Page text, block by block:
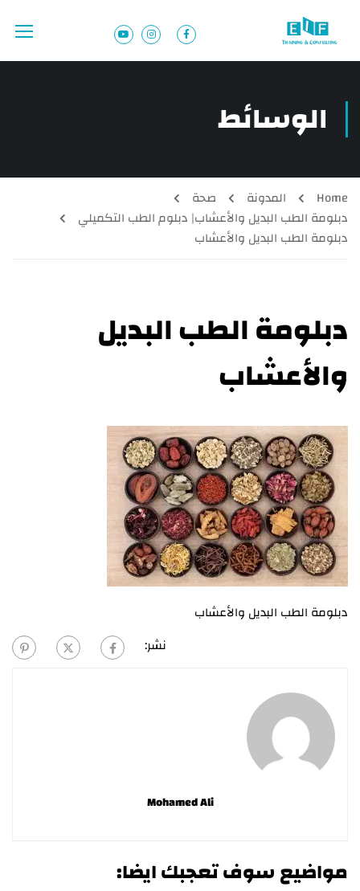
الوسائط
Home المدونة
صحة
دبلومة الطب البديل والأعشاب| دبلوم الطب التكميلي
دبلومة الطب البديل والأعشاب
دبلومة الطب البديل
والأعشاب
دبلومة الطب البديل والأعشاب
نشر:
Mohamed Ali
مواضيع سوف تعجبك ايضا: